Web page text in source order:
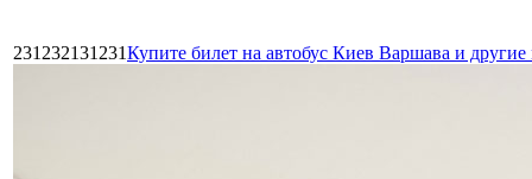
231232131231Купите билет на автобус Киев Варшава и